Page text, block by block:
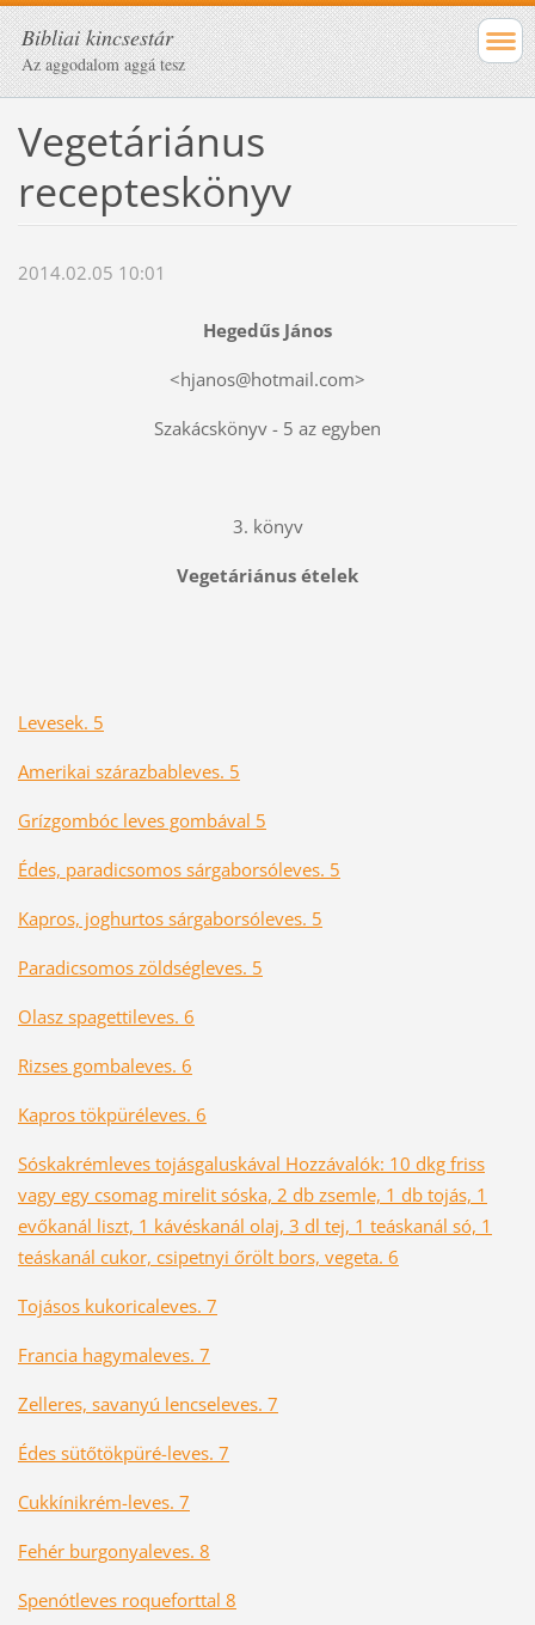
Bibliai kincsestár
Az aggodalom aggá tesz
Vegetáriánus
recepteskönyv
2014.02.05 10:01
Hegedűs János
<hjanos@hotmail.com>
Szakácskönyv - 5 az egyben
3. könyv
Vegetáriánus ételek
Levesek. 5
Amerikai szárazbableves. 5
Grízgombóc leves gombával 5
Édes, paradicsomos sárgaborsóleves. 5
Kapros, joghurtos sárgaborsóleves. 5
Paradicsomos zöldségleves. 5
Olasz spagettileves. 6
Rizses gombaleves. 6
Kapros tökpüréleves. 6
Sóskakrémleves tojásgaluskával Hozzávalók: 10 dkg friss
vagy egy csomag mirelit sóska, 2 db zsemle, 1 db tojás, 1
evőkanál liszt, 1 kávéskanál olaj, 3 dl tej, 1 teáskanál só, 1
teáskanál cukor, csipetnyi őrölt bors, vegeta. 6
Tojásos kukoricaleves. 7
Francia hagymaleves. 7
Zelleres, savanyú lencseleves. 7
Édes sütőtökpüré-leves. 7
Cukkínikrém-leves. 7
Fehér burgonyaleves. 8
Spenótleves roqueforttal 8